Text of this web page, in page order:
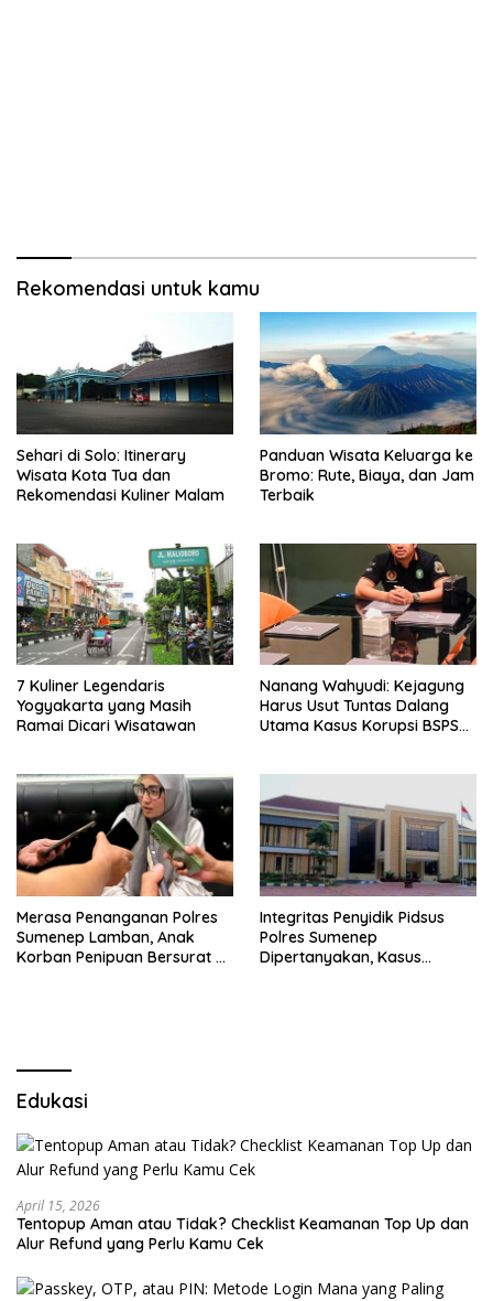
Rekomendasi untuk kamu
Sehari di Solo: Itinerary
Wisata Kota Tua dan
Rekomendasi Kuliner Malam
Panduan Wisata Keluarga ke
Bromo: Rute, Biaya, dan Jam
Terbaik
7 Kuliner Legendaris
Yogyakarta yang Masih
Ramai Dicari Wisatawan
Nanang Wahyudi: Kejagung
Harus Usut Tuntas Dalang
Utama Kasus Korupsi BSPS
Merasa Penanganan Polres
Sumenep Lamban, Anak
Korban Penipuan Bersurat ke
Integritas Penyidik Pidsus
Polres Sumenep
Dipertanyakan, Kasus
Edukasi
April 15, 2026
Tentopup Aman atau Tidak? Checklist Keamanan Top Up dan
Alur Refund yang Perlu Kamu Cek